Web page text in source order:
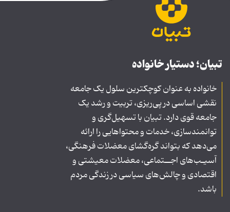
تبیان؛ دستیار خانواده
خانواده به عنوان کوچکترین سلول یک جامعه
نقشی اساسی در پی‌ریزی، تربیت و رشد یک
جامعه قوی دارد. تبیان با تسهیل‌گری و
توانمندسازی، خدمات و محتواهایی را ارائه
می‌دهد که بتواند گره‌گشای معضلات فرهنگی،
آسیـب‌های اجــتماعی، معضلات معیشتی و
اقتصادی و چالش‌های سیاسی در زندگی مردم
باشد.